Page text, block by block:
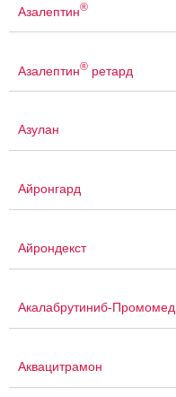
Азалептин®
Азалептин® ретард
Азулан
Айронгард
Айрондекст
Акалабрутиниб-Промомед
Аквацитрамон